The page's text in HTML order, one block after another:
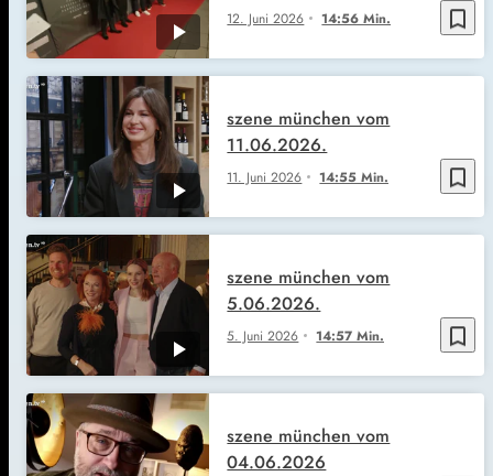
bookmark_border
12. Juni 2026 14:56 Min.
bookmark_border
11. Juni 2026 14:55 Min.
szene münchen vom
11.06.2026.
bookmark_border
5. Juni 2026 14:57 Min.
szene münchen vom
5.06.2026.
szene münchen vom
04.06.2026